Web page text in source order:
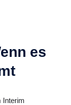
es
Interim